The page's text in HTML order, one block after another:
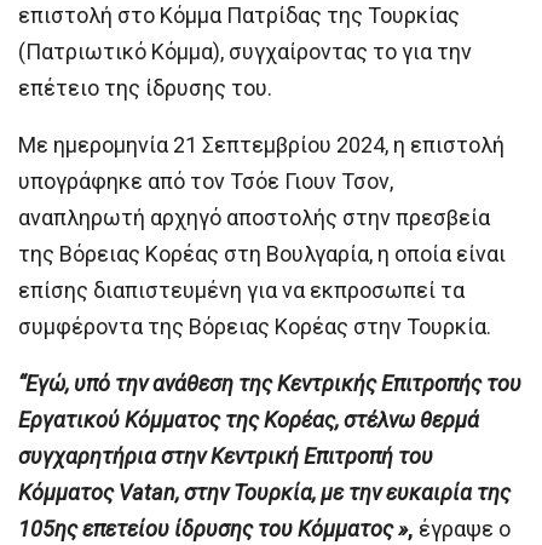
επιστολή στο Κόμμα Πατρίδας της Τουρκίας
(Πατριωτικό Κόμμα), συγχαίροντας το για την
επέτειο της ίδρυσης του.
Με ημερομηνία 21 Σεπτεμβρίου 2024, η επιστολή
υπογράφηκε από τον Τσόε Γιουν Τσον,
αναπληρωτή αρχηγό αποστολής στην πρεσβεία
της Βόρειας Κορέας στη Βουλγαρία, η οποία είναι
επίσης διαπιστευμένη για να εκπροσωπεί τα
συμφέροντα της Βόρειας Κορέας στην Τουρκία.
“Εγώ, υπό την ανάθεση της Κεντρικής Επιτροπής του
Εργατικού Κόμματος της Κορέας, στέλνω θερμά
συγχαρητήρια στην Κεντρική Επιτροπή του
Κόμματος Vatan, στην Τουρκία, με την ευκαιρία της
105ης επετείου ίδρυσης του Κόμματος », έγραψε ο